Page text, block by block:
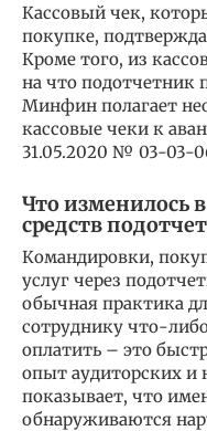
Кассовый чек,
покупке,
Кроме того, из
на что подотчетник
Минфин полагает
кассовые чеки к
31.05.2020 № 03-03-
Что изменилось
средств подотчет
Командировки,
услуг через
обычная практика
сотруднику что-
оплатить – это
опыт аудиторских и
показывает, что
обнаруживаются